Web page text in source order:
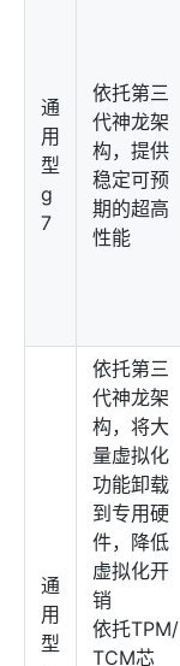
通
用
型
g
7
依托第三
代神龙架
构，提供
稳定可预
期的超高
性能
通
用
型
依托第三
代神龙架
构，将大
量虚拟化
功能卸载
到专用硬
件，降低
虚拟化开
销
依托TPM/
TCM芯